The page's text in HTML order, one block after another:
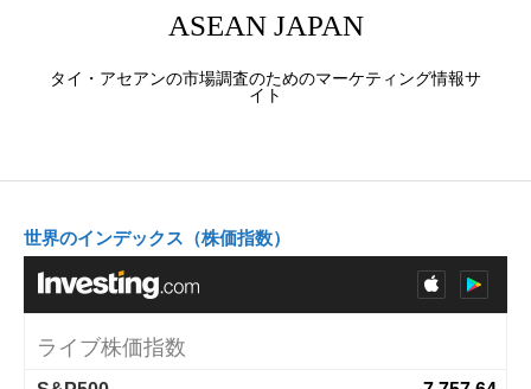
ASEAN JAPAN
タイ・アセアンの市場調査のためのマーケティング情報サ
イト
世界のインデックス（株価指数）